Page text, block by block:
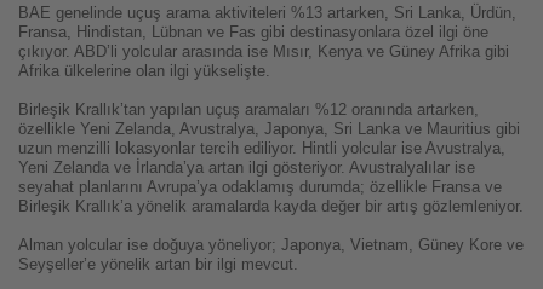
BAE genelinde uçuş arama aktiviteleri %13 artarken, Sri Lanka, Ürdün,
Fransa, Hindistan, Lübnan ve Fas gibi destinasyonlara özel ilgi öne
çıkıyor. ABD’li yolcular arasında ise Mısır, Kenya ve Güney Afrika gibi
Afrika ülkelerine olan ilgi yükselişte.
Birleşik Krallık’tan yapılan uçuş aramaları %12 oranında artarken,
özellikle Yeni Zelanda, Avustralya, Japonya, Sri Lanka ve Mauritius gibi
uzun menzilli lokasyonlar tercih ediliyor. Hintli yolcular ise Avustralya,
Yeni Zelanda ve İrlanda’ya artan ilgi gösteriyor. Avustralyalılar ise
seyahat planlarını Avrupa’ya odaklamış durumda; özellikle Fransa ve
Birleşik Krallık’a yönelik aramalarda kayda değer bir artış gözlemleniyor.
Alman yolcular ise doğuya yöneliyor; Japonya, Vietnam, Güney Kore ve
Seyşeller’e yönelik artan bir ilgi mevcut.